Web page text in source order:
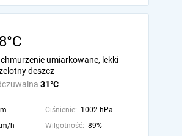
31°C
umiarkowane, lekki
deszcz
Ciśnienie: 1002 hPa
h Wilgotność: 89%